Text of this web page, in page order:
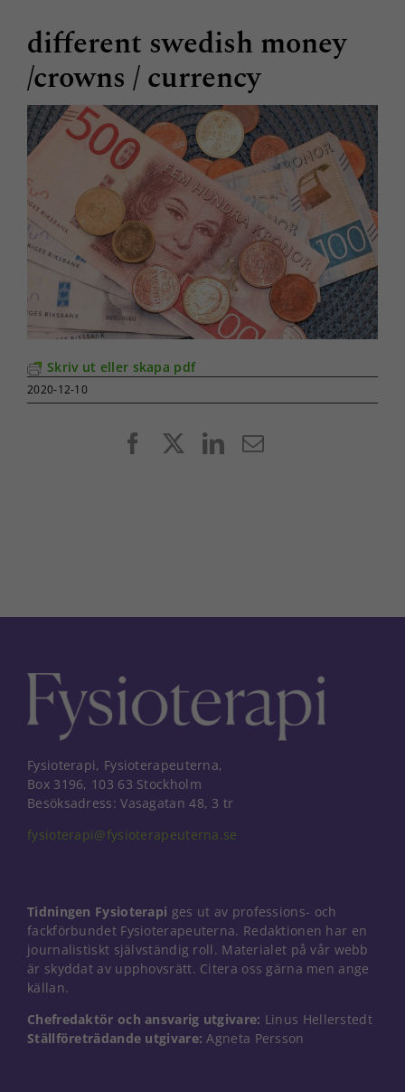
different swedish money
/crowns / currency
Skriv ut eller skapa pdf
2020-12-10
FacebookLinkedIn
E-
Fysioterapi, Fysioterapeuterna,
Box 3196, 103 63 Stockholm
Besöksadress: Vasagatan 48, 3 tr
fysioterapi@fysioterapeuterna.se
Tidningen Fysioterapi ges ut av professions- och
fackförbundet Fysioterapeuterna. Redaktionen har en
journalistiskt självständig roll. Materialet på vår webb
är skyddat av upphovsrätt. Citera oss gärna men ange
källan.
Chefredaktör och ansvarig utgivare: Linus Hellerstedt
Ställföreträdande utgivare: Agneta Persson
Nödvändiga
Dessa kakor